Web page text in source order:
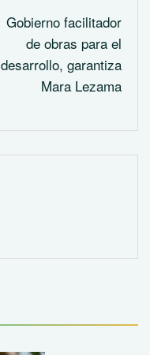
Gobierno facilitador
de obras para el
desarrollo, garantiza
Mara Lezama